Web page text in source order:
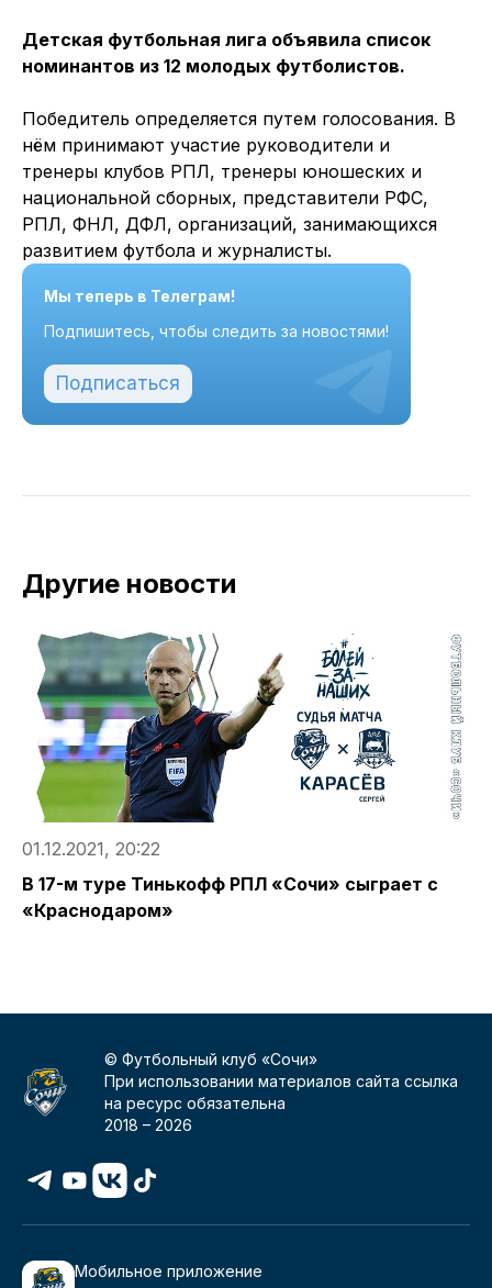
Детская футбольная лига объявила список
номинантов из 12 молодых футболистов.
Победитель определяется путем голосования. В
нём принимают участие руководители и
тренеры клубов РПЛ, тренеры юношеских и
национальной сборных, представители РФС,
РПЛ, ФНЛ, ДФЛ, организаций, занимающихся
развитием футбола и журналисты.
Мы теперь в Телеграм!
Подпишитесь, чтобы следить за новостями!
Подписаться
Другие новости
01.12.2021, 20:22
В 17-м туре Тинькофф РПЛ «Сочи» сыграет с
«Краснодаром»
© Футбольный клуб «Сочи»
При использовании материалов сайта ссылка
на ресурс обязательна
2018 –2026
Мобильное приложение